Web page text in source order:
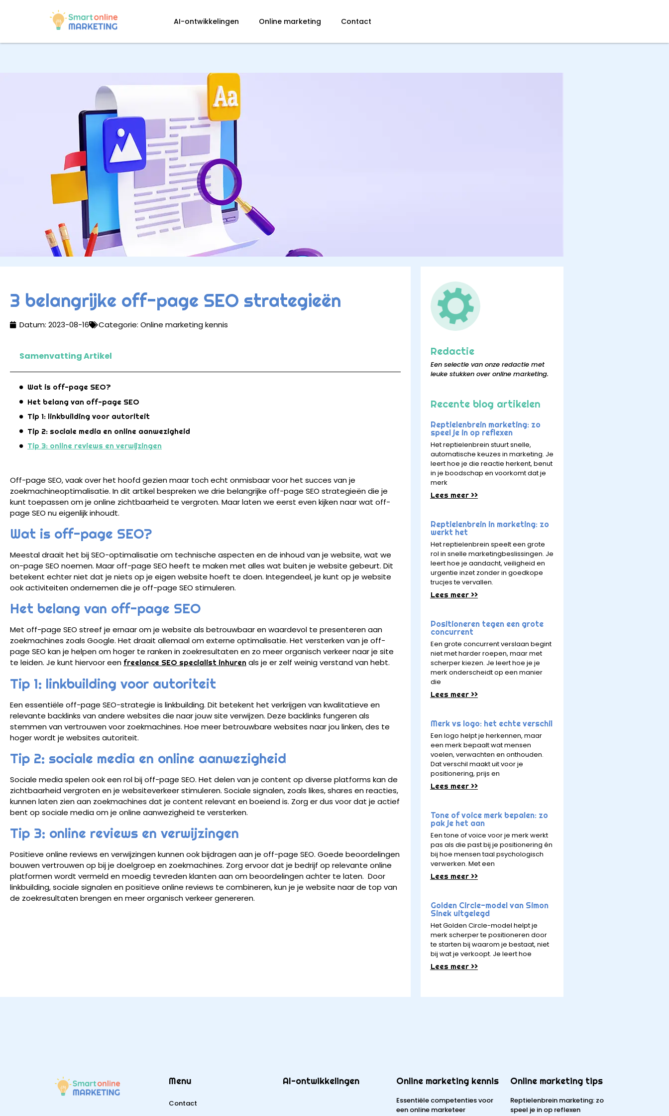
AI-ontwikkelingen Online marketing Contact
3 belangrijke off-page SEO strategieën
Datum: 2023-08-16 Categorie: Online marketing kennis
Samenvatting Artikel
Wat is off-page SEO?
Het belang van off-page SEO
Tip 1: linkbuilding voor autoriteit
Tip 2: sociale media en online aanwezigheid
Tip 3: online reviews en verwijzingen
Off-page SEO, vaak over het hoofd gezien maar toch echt onmisbaar voor het succes van je
zoekmachineoptimalisatie. In dit artikel bespreken we drie belangrijke off-page SEO strategieën die je
kunt toepassen om je online zichtbaarheid te vergroten. Maar laten we eerst even kijken naar wat off-
page SEO nu eigenlijk inhoudt.
Wat is off-page SEO?
Meestal draait het bij SEO-optimalisatie om technische aspecten en de inhoud van je website, wat we
on-page SEO noemen. Maar off-page SEO heeft te maken met alles wat buiten je website gebeurt. Dit
betekent echter niet dat je niets op je eigen website hoeft te doen. Integendeel, je kunt op je website
ook activiteiten ondernemen die je off-page SEO stimuleren.
Het belang van off-page SEO
Met off-page SEO streef je ernaar om je website als betrouwbaar en waardevol te presenteren aan
zoekmachines zoals Google. Het draait allemaal om externe optimalisatie. Het versterken van je off-
page SEO kan je helpen om hoger te ranken in zoekresultaten en zo meer organisch verkeer naar je site
te leiden. Je kunt hiervoor een freelance SEO specialist inhuren als je er zelf weinig verstand van hebt.
Tip 1: linkbuilding voor autoriteit
Een essentiële off-page SEO-strategie is linkbuilding. Dit betekent het verkrijgen van kwalitatieve en
relevante backlinks van andere websites die naar jouw site verwijzen. Deze backlinks fungeren als
stemmen van vertrouwen voor zoekmachines. Hoe meer betrouwbare websites naar jou linken, des te
hoger wordt je websites autoriteit.
Tip 2: sociale media en online aanwezigheid
Sociale media spelen ook een rol bij off-page SEO. Het delen van je content op diverse platforms kan de
zichtbaarheid vergroten en je websiteverkeer stimuleren. Sociale signalen, zoals likes, shares en reacties,
kunnen laten zien aan zoekmachines dat je content relevant en boeiend is. Zorg er dus voor dat je actief
bent op sociale media om je online aanwezigheid te versterken.
Tip 3: online reviews en verwijzingen
Positieve online reviews en verwijzingen kunnen ook bijdragen aan je off-page SEO. Goede beoordelingen
bouwen vertrouwen op bij je doelgroep en zoekmachines. Zorg ervoor dat je bedrijf op relevante online
platformen wordt vermeld en moedig tevreden klanten aan om beoordelingen achter te laten. Door
linkbuilding, sociale signalen en positieve online reviews te combineren, kun je je website naar de top van
de zoekresultaten brengen en meer organisch verkeer genereren.
Redactie
Een selectie van onze redactie met
leuke stukken over online marketing.
Recente blog artikelen
Reptielenbrein marketing: zo
speel je in op reflexen
Het reptielenbrein stuurt snelle,
automatische keuzes in marketing. Je
leert hoe je die reactie herkent, benut
in je boodschap en voorkomt dat je
merk
Lees meer >>
Reptielenbrein in marketing: zo
werkt het
Het reptielenbrein speelt een grote
rol in snelle marketingbeslissingen. Je
leert hoe je aandacht, veiligheid en
urgentie inzet zonder in goedkope
trucjes te vervallen.
Lees meer >>
Positioneren tegen een grote
concurrent
Een grote concurrent verslaan begint
niet met harder roepen, maar met
scherper kiezen. Je leert hoe je je
merk onderscheidt op een manier
die
Lees meer >>
Merk vs logo: het echte verschil
Een logo helpt je herkennen, maar
een merk bepaalt wat mensen
voelen, verwachten en onthouden.
Dat verschil maakt uit voor je
positionering, prijs en
Lees meer >>
Tone of voice merk bepalen: zo
pak je het aan
Een tone of voice voor je merk werkt
pas als die past bij je positionering én
bij hoe mensen taal psychologisch
verwerken. Met een
Lees meer >>
Golden Circle-model van Simon
Sinek uitgelegd
Het Golden Circle-model helpt je
merk scherper te positioneren door
te starten bij waarom je bestaat, niet
bij wat je verkoopt. Je leert hoe
Lees meer >>
Menu
Contact
AI-ontwikkelingen Online marketing kennis
Essentiële competenties voor
een online marketeer
Online marketing tips
Reptielenbrein marketing: zo
speel je in op reflexen